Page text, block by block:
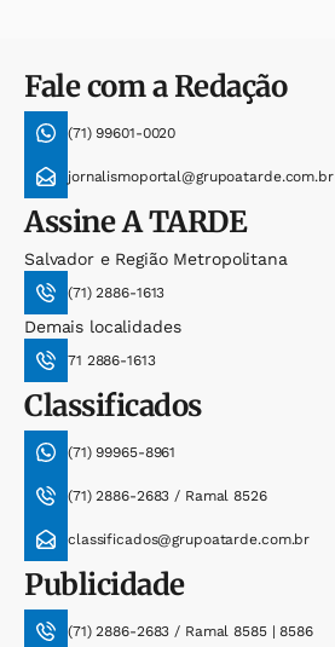
Fale com a Redação
(71) 99601-0020
jornalismoportal@grupoatarde.com.br
AssineA TARDE
Salvador e Região Metropolitana
(71) 2886-1613
Demais localidades
71 2886-1613
Classificados
(71) 99965-8961
(71) 2886-2683 / Ramal 8526
classificados@grupoatarde.com.br
Publicidade
(71) 2886-2683 / Ramal 8585 | 8586